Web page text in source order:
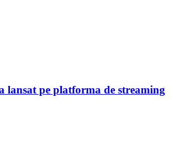
lansat pe platforma de streaming